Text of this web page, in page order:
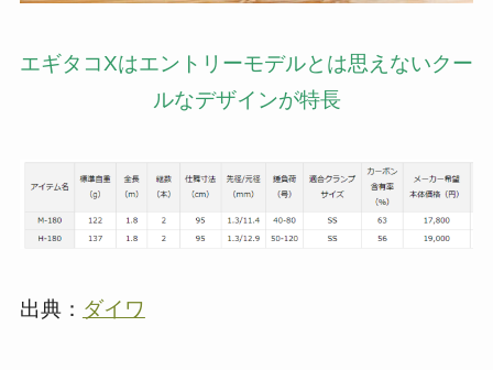
エギタコXはエントリーモデルとは思えないクー
ルなデザインが特長
出典： ダイワ